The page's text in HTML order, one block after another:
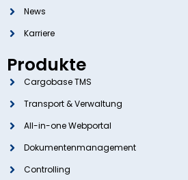
News
Karriere
Produkte
Cargobase TMS
Transport & Verwaltung
All-in-one Webportal
Dokumentenmanagement
Controlling